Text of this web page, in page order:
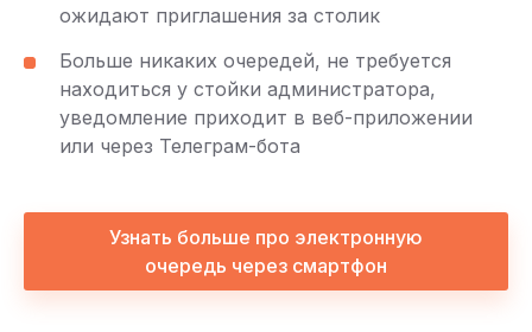
ожидают приглашения за столик
Больше никаких очередей, не требуется
находиться у стойки администратора,
уведомление приходит в веб-приложении
или через Телеграм-бота
Узнать больше про электронную
очередь через смартфон